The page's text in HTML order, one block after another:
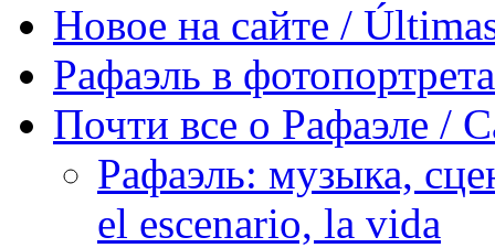
Новое на сайте /
Рафаэль в
Почти все о Рафаэле /
Рафаэль: музыка,
el escenario, la vida